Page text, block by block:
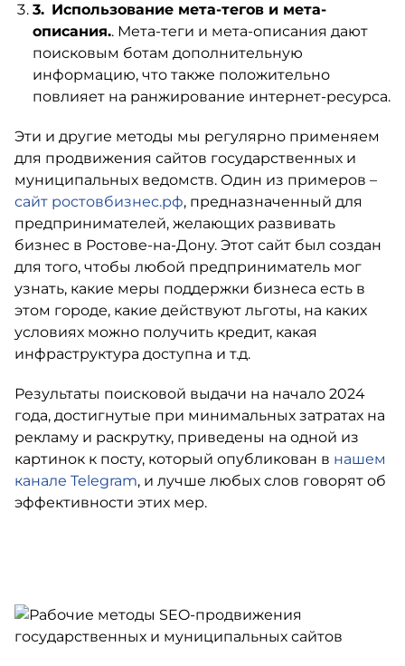
Использование мета-тегов и мета-
описания.. Мета-теги и мета-описания дают
поисковым ботам дополнительную
информацию, что также положительно
повлияет на ранжирование интернет-ресурса.
Эти и другие методы мы регулярно применяем
для продвижения сайтов государственных и
муниципальных ведомств. Один из примеров –
сайт ростовбизнес.рф, предназначенный для
предпринимателей, желающих развивать
бизнес в Ростове-на-Дону. Этот сайт был создан
для того, чтобы любой предприниматель мог
узнать, какие меры поддержки бизнеса есть в
этом городе, какие действуют льготы, на каких
условиях можно получить кредит, какая
инфраструктура доступна и т.д.
Результаты поисковой выдачи на начало 2024
года, достигнутые при минимальных затратах на
рекламу и раскрутку, приведены на одной из
картинок к посту, который опубликован в нашем
канале Telegram, и лучше любых слов говорят об
эффективности этих мер.